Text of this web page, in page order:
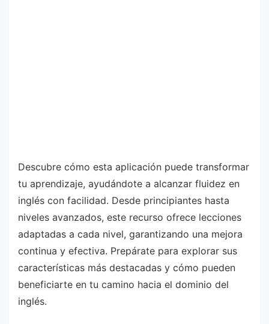
Descubre cómo esta aplicación puede transformar
tu aprendizaje, ayudándote a alcanzar fluidez en
inglés con facilidad. Desde principiantes hasta
niveles avanzados, este recurso ofrece lecciones
adaptadas a cada nivel, garantizando una mejora
continua y efectiva. Prepárate para explorar sus
características más destacadas y cómo pueden
beneficiarte en tu camino hacia el dominio del
inglés.